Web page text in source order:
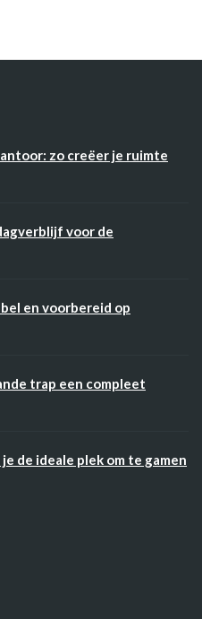
zo creëer je ruimte
voor de
en voorbereid op
trap een compleet
de ideale plek om te gamen